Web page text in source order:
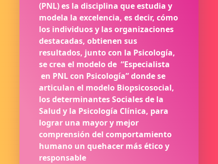
(PNL) es la disciplina que estudia y
modela la excelencia, es decir, cómo
los individuos y las organizaciones
destacadas, obtienen sus
resultados, junto con la Psicología,
se crea el modelo de “Especialista
en PNL con Psicología” donde se
articulan el modelo Biopsicosocial,
los determinantes Sociales de la
Salud y la Psicología Clínica, para
lograr una mayor y mejor
comprensión del comportamiento
humano un quehacer más ético y
responsable